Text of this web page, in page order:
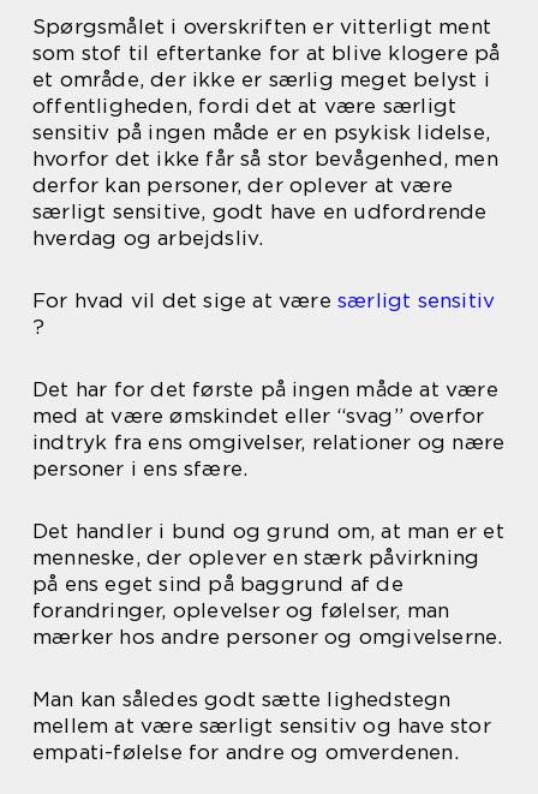
Spørgsmålet i overskriften er vitterligt ment
som stof til eftertanke for at blive klogere på
et område, der ikke er særlig meget belyst i
offentligheden, fordi det at være særligt
sensitiv på ingen måde er en psykisk lidelse,
hvorfor det ikke får så stor bevågenhed, men
derfor kan personer, der oplever at være
særligt sensitive, godt have en udfordrende
hverdag og arbejdsliv.
For hvad vil det sige at være særligt sensitiv
?
Det har for det første på ingen måde at være
med at være ømskindet eller “svag” overfor
indtryk fra ens omgivelser, relationer og nære
personer i ens sfære.
Det handler i bund og grund om, at man er et
menneske, der oplever en stærk påvirkning
på ens eget sind på baggrund af de
forandringer, oplevelser og følelser, man
mærker hos andre personer og omgivelserne.
Man kan således godt sætte lighedstegn
mellem at være særligt sensitiv og have stor
empati-følelse for andre og omverdenen.